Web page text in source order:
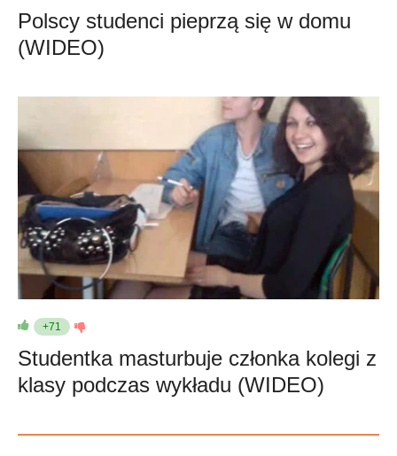
Polscy studenci pieprzą się w domu
(WIDEO)
+71
Studentka masturbuje członka kolegi z
klasy podczas wykładu (WIDEO)